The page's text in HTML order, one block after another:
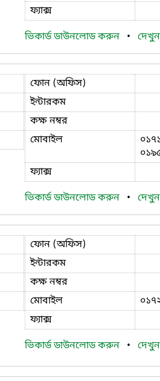
ফ্যাক্স
ভিকার্ড ডাউনলোড করুন • দেখুন
ফোন (অফিস)
ইন্টারকম
কক্ষ নম্বর
মোবাইল
ফ্যাক্স
ভিকার্ড ডাউনলোড করুন • দেখুন
ফোন (অফিস)
ইন্টারকম
কক্ষ নম্বর
মোবাইল
ফ্যাক্স
ভিকার্ড ডাউনলোড করুন • দেখুন